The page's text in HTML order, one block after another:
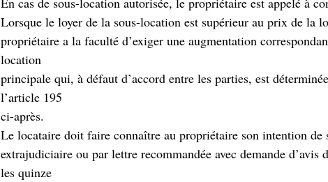
Lorsque le loyer de la sous-location est supérieur au prix de la
propriétaire a la faculté d’exiger une augmentation
location
principale qui, à défaut d’accord entre les parties, est
l’article 195
.ci-après
Le locataire doit faire connaître au propriétaire son intention de
extrajudiciaire ou par lettre recommandée avec demande d’avis
les quinze